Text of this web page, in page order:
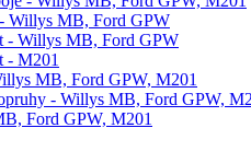
Willys MB, Ford GPW
- Willys MB, Ford GPW
- M201
MB, Ford GPW, M201
- Willys MB, Ford GPW,
Ford GPW, M201